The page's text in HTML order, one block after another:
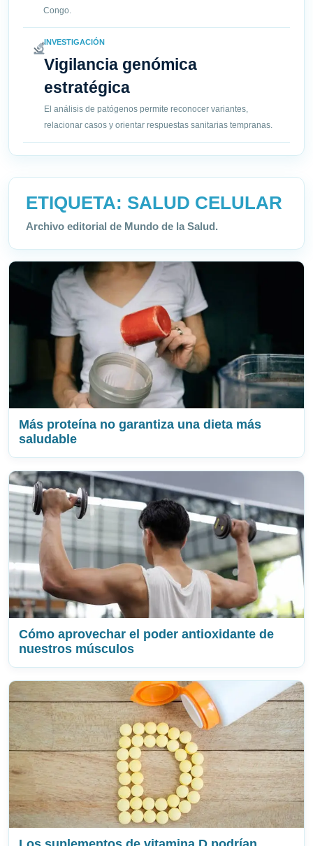
Congo.
INVESTIGACIÓN
Vigilancia genómica
estratégica
El análisis de patógenos permite reconocer variantes,
relacionar casos y orientar respuestas sanitarias tempranas.
ETIQUETA: SALUD CELULAR
Archivo editorial de Mundo de la Salud.
Más proteína no garantiza una dieta más
saludable
Cómo aprovechar el poder antioxidante de
nuestros músculos